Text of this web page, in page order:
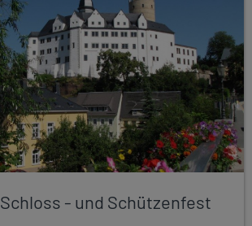
Schloss - und Schützenfest